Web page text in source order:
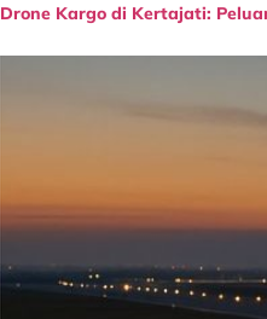
Drone Kargo di Kertajati: